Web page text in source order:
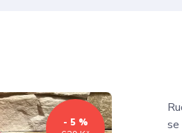
- 5 %
se